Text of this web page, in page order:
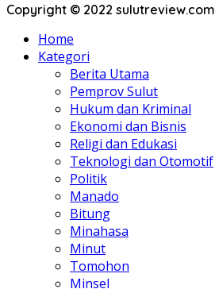
Copyright © 2022 sulutreview.com
Home
Kategori
Berita Utama
Pemprov Sulut
Hukum dan Kriminal
Ekonomi dan Bisnis
Religi dan Edukasi
Teknologi dan Otomotif
Politik
Manado
Bitung
Minahasa
Minut
Tomohon
Minsel